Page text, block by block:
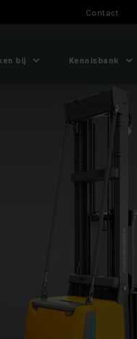
Contact
bij Kennisbank